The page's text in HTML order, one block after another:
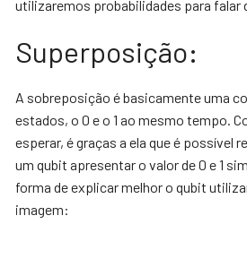
utilizaremos probabilidades para falar
Superposição:
A sobreposição é basicamente uma
estados, o 0 e o 1 ao mesmo tempo.
esperar, é graças a ela que é possível
um qubit apresentar o valor de 0 e 1
forma de explicar melhor o qubit
imagem: